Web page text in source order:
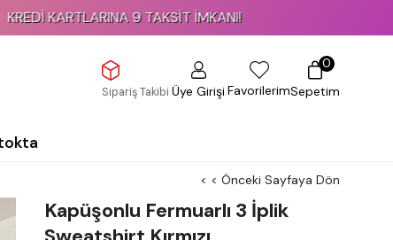
9 TAKSİT İMKANI!
Sipariş Takibi Üye GirişiFavorilerimSepetim
0
< < Önceki Sayfaya Dön
Kapüşonlu Fermuarlı 3 İplik